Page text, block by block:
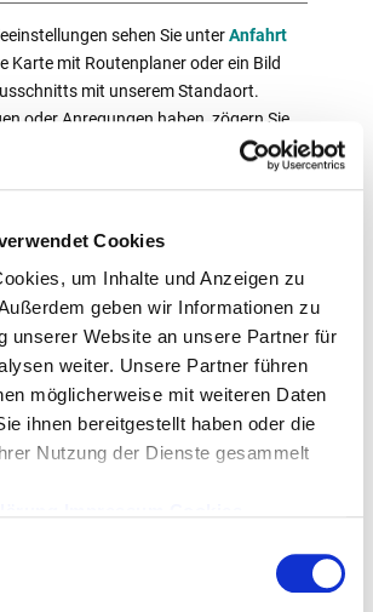
Cookies
um Inhalte und Anzeigen zu
geben wir Informationen zu
unserer Website an unsere Partner für
weiter. Unsere Partner führen
möglicherweise mit weiteren Daten
ihnen bereitgestellt haben oder die
Nutzung der Dienste gesammelt
sehen Sie unterAnfahrt
Karte mit Routenplaner oder ein Bild
mit unserem Standaort.
oder Anregungen haben, zögern Sie
mit uns aufzunehmen. Alle Anfragen
und unverbindlich. Selbstverständlich
an Dritte weiter gegeben. Lesen Sie
uns auch eine E - Mail an
senden, ohne das Formular
Bitte auch in diesem Fall unsere
beachten. Vielen Dank.
Pflichtfelder.